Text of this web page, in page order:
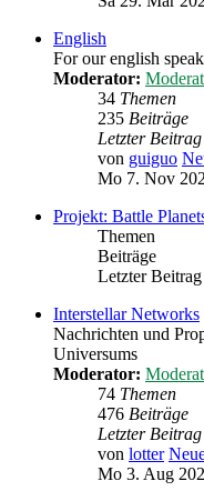
English
For our english
Moderator:
34 Themen
235 Beiträge
Letzter Beitrag
von guiguo
Mo 7. Nov
Projekt: Battle
Themen
Beiträge
Letzter Beitrag
Interstellar Networks
Nachrichten und
Universums
Moderator:
74 Themen
476 Beiträge
Letzter Beitrag
von lotter
Mo 3. Aug